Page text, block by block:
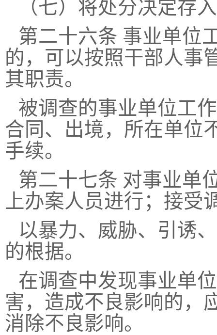
（七）将处分决定存
第二十六条 事业单位
的，可以按照干部人事
其职责。
被调查的事业单位工
合同、出境，所在单位
手续。
第二十七条 对事业单
上办案人员进行；接受
以暴力、威胁、引诱
的根据。
在调查中发现事业单
害，造成不良影响的，
消除不良影响。